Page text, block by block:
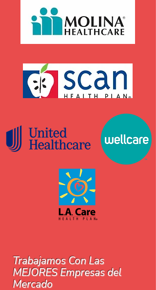
Trabajamos Con Las
MEJORES Empresas del
Mercado